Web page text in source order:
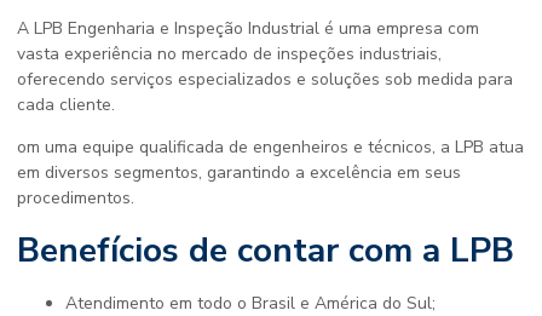
A LPB Engenharia e Inspeção Industrial é uma empresa com
vasta experiência no mercado de inspeções industriais,
oferecendo serviços especializados e soluções sob medida para
cada cliente.
om uma equipe qualificada de engenheiros e técnicos, a LPB atua
em diversos segmentos, garantindo a excelência em seus
procedimentos.
Benefícios de contar com a LPB
Atendimento em todo o Brasil e América do Sul;